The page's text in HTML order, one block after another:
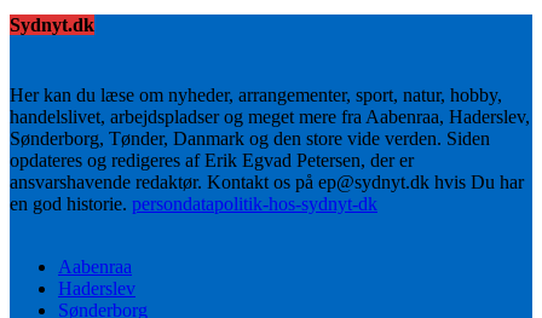
Sydnyt.dk
Her kan du læse om nyheder, arrangementer, sport, natur, hobby,
handelslivet, arbejdspladser og meget mere fra Aabenraa, Haderslev,
Sønderborg, Tønder, Danmark og den store vide verden. Siden
opdateres og redigeres af Erik Egvad Petersen, der er
ansvarshavende redaktør. Kontakt os på ep@sydnyt.dk hvis Du har
en god historie. persondatapolitik-hos-sydnyt-dk
Aabenraa
Haderslev
Sønderborg